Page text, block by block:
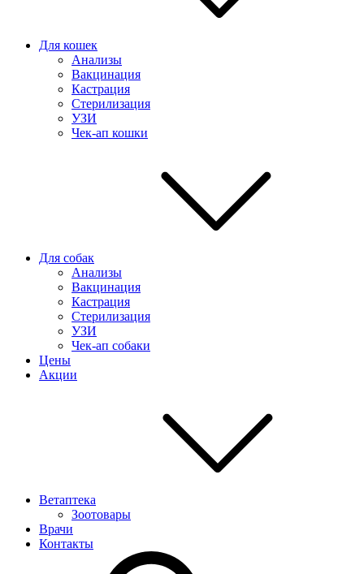
Для кошек
Анализы
Вакцинация
Кастрация
Стерилизация
УЗИ
Чек-ап кошки
Для собак
Анализы
Вакцинация
Кастрация
Стерилизация
УЗИ
Чек-ап собаки
Цены
Акции
Ветаптека
Зоотовары
Врачи
Контакты